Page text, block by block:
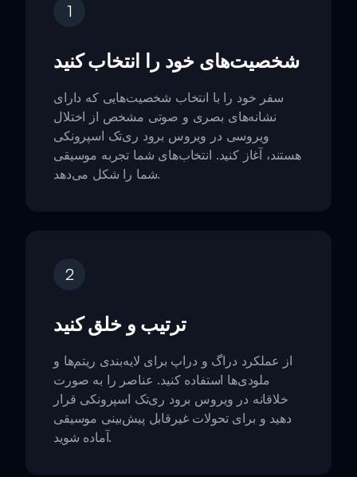
1
شخصیت‌های خود را انتخاب کنید
سفر خود را با انتخاب شخصیت‌هایی که دارای
نشانه‌های بصری و صوتی مشخص از اختلال
ویروسی در ویروس برود ری‌تک اسپرونکی
هستند، آغاز کنید. انتخاب‌های شما تجربه موسیقی
شما را شکل می‌دهد.
2
ترتیب و خلق کنید
از عملکرد دراگ و دراپ برای لایه‌بندی ریتم‌ها و
ملودی‌ها استفاده کنید. عناصر را به صورت
خلاقانه در ویروس برود ری‌تک اسپرونکی قرار
دهید و برای تحولات غیرقابل پیش‌بینی موسیقی
آماده شوید.